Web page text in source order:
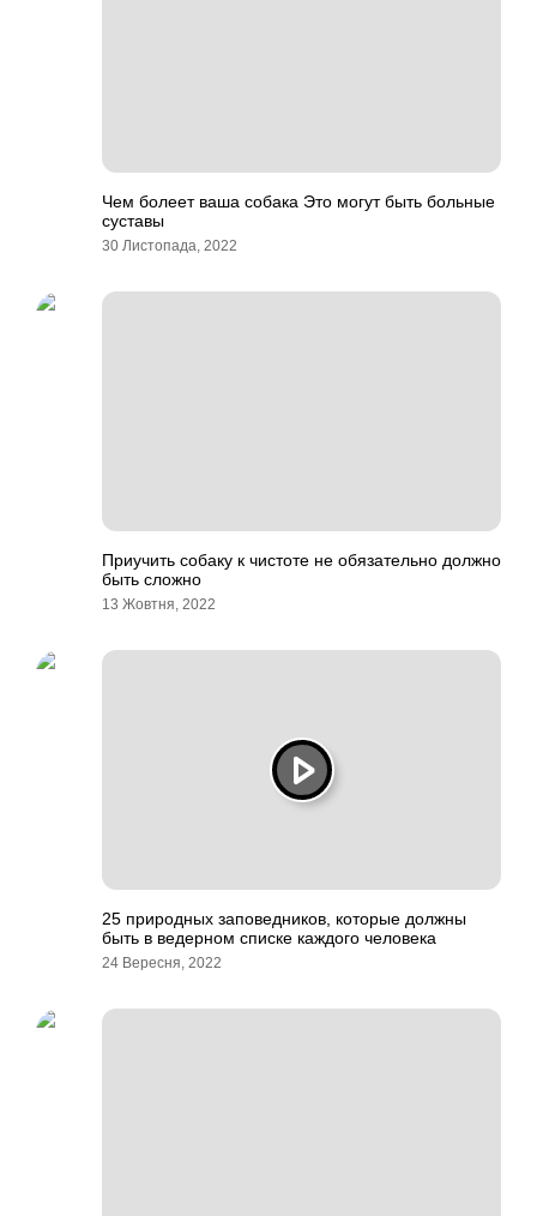
Чем болеет ваша собака Это могут быть больные
суставы
30 Листопада, 2022
Приучить собаку к чистоте не обязательно должно
быть сложно
13 Жовтня, 2022
25 природных заповедников, которые должны
быть в ведерном списке каждого человека
24 Вересня, 2022